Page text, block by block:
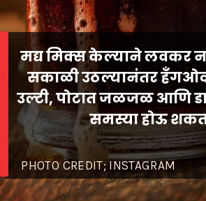
PHOTO CREDIT; INSTAGRAM
मद्य मिक्स केल्याने लवकर
सकाळी उठल्यानंतर
उल्टी, पोटात जळजळ आणि